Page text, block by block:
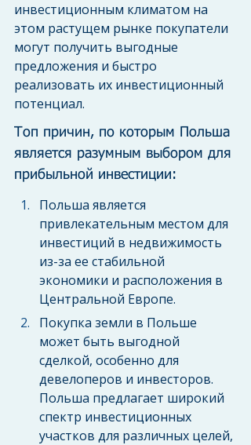
инвестиционным климатом на
этом растущем рынке покупатели
могут получить выгодные
предложения и быстро
реализовать их инвестиционный
потенциал.
Топ причин, по которым Польша
является разумным выбором для
прибыльной инвестиции:
Польша является
привлекательным местом для
инвестиций в недвижимость
из-за ее стабильной
экономики и расположения в
Центральной Европе.
Покупка земли в Польше
может быть выгодной
сделкой, особенно для
девелоперов и инвесторов.
Польша предлагает широкий
спектр инвестиционных
участков для различных целей,